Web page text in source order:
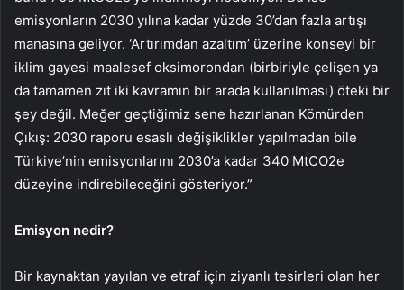
emisyonların 2030 yılına kadar yüzde 30’dan fazla artışı
manasına geliyor. ‘Artırımdan azaltım’ üzerine konseyi bir
iklim gayesi maalesef oksimorondan (birbiriyle çelişen ya
da tamamen zıt iki kavramın bir arada kullanılması) öteki bir
şey değil. Meğer geçtiğimiz sene hazırlanan Kömürden
Çıkış: 2030 raporu esaslı değişiklikler yapılmadan bile
Türkiye’nin emisyonlarını 2030’a kadar 340 MtCO2e
düzeyine indirebileceğini gösteriyor.”
Emisyon nedir?
Bir kaynaktan yayılan ve etraf için ziyanlı tesirleri olan her